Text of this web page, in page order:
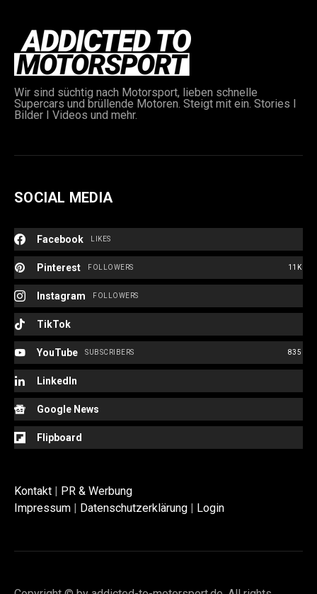
Wir sind süchtig nach Motorsport, lieben schnelle
Supercars und brüllende Motoren. Steigt mit ein. Stories I
Bilder I Videos und mehr.
SOCIAL MEDIA
Facebook LIKES
Pinterest 11K
FOLLOWERS
Instagram FOLLOWERS
TikTok
YouTube 835
SUBSCRIBERS
LinkedIn
Google News
Flipboard
Kontakt | PR & Werbung
Impressum | Datenschutzerklärung | Login